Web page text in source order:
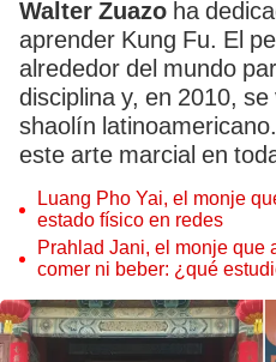
Walter Zuazo ha
aprender Kung Fu. El
alrededor del mundo
disciplina y, en 2010,
shaolín
este arte marcial en
Luang Pho Yai, el monje
estado físico en redes
Prahlad Jani, el monje que
comer ni beber: ¿qué